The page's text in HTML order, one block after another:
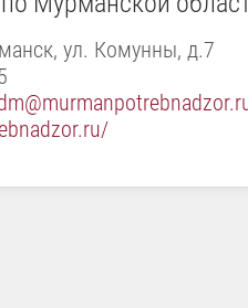
ул. Комунны, д.7